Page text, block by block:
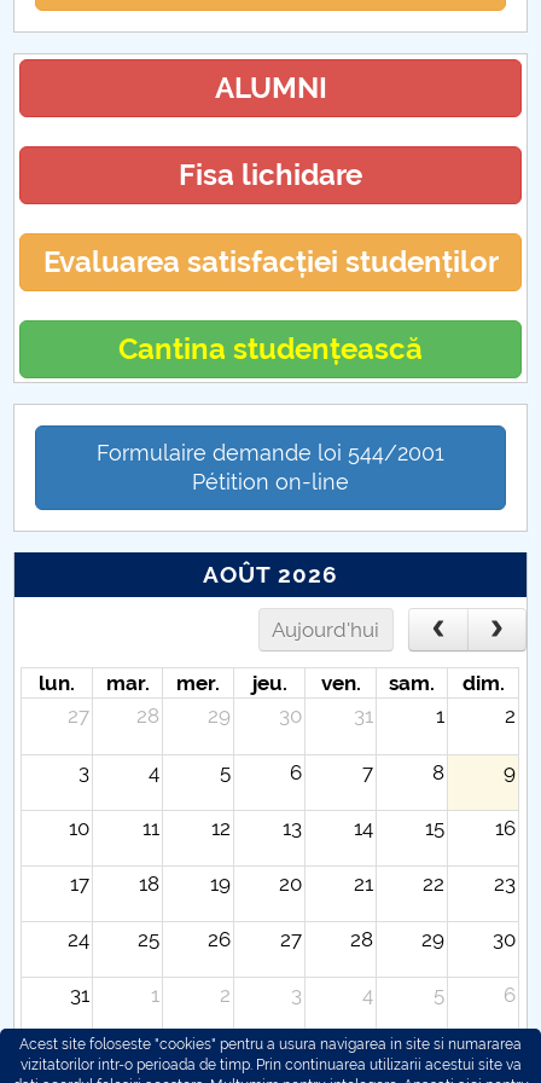
ALUMNI
Fisa lichidare
Evaluarea satisfacției studenților
Cantina studențească
Formulaire demande loi 544/2001
Pétition on-line
AOÛT 2026
Aujourd'hui
lun. mar. mer. jeu. ven. sam.
dim.
27
28 29 30 31 1 2
3 4 5 6 7 8 9
10 11 12 13 14 15 16
17 18 19 20 21 22 23
24 25 26 27 28 29 30
31 1 2 3 4 5 6
Acest site foloseste "cookies" pentru a usura navigarea in site si numararea
vizitatorilor intr-o perioada de timp. Prin continuarea utilizarii acestui site va